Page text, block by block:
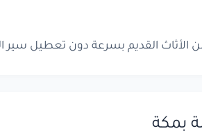
القديم بسرعة دون تعطيل سير
بمكة